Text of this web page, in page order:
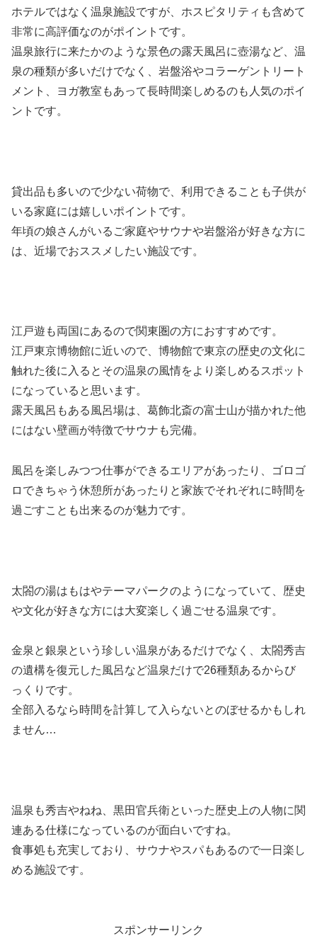
ホテルではなく温泉施設ですが、ホスピタリティも含めて
非常に高評価なのがポイントです。
温泉旅行に来たかのような景色の露天風呂に壺湯など、温
泉の種類が多いだけでなく、岩盤浴やコラーゲントリート
メント、ヨガ教室もあって長時間楽しめるのも人気のポイ
ントです。
貸出品も多いので少ない荷物で、利用できることも子供が
いる家庭には嬉しいポイントです。
年頃の娘さんがいるご家庭やサウナや岩盤浴が好きな方に
は、近場でおススメしたい施設です。
江戸遊も両国にあるので関東圏の方におすすめです。
江戸東京博物館に近いので、博物館で東京の歴史の文化に
触れた後に入るとその温泉の風情をより楽しめるスポット
になっていると思います。
露天風呂もある風呂場は、葛飾北斎の富士山が描かれた他
にはない壁画が特徴でサウナも完備。
風呂を楽しみつつ仕事ができるエリアがあったり、ゴロゴ
ロできちゃう休憩所があったりと家族でそれぞれに時間を
過ごすことも出来るのが魅力です。
太閤の湯はもはやテーマパークのようになっていて、歴史
や文化が好きな方には大変楽しく過ごせる温泉です。
金泉と銀泉という珍しい温泉があるだけでなく、太閤秀吉
の遺構を復元した風呂など温泉だけで26種類あるからび
っくりです。
全部入るなら時間を計算して入らないとのぼせるかもしれ
ません…
温泉も秀吉やねね、黒田官兵衛といった歴史上の人物に関
連ある仕様になっているのが面白いですね。
食事処も充実しており、サウナやスパもあるので一日楽し
める施設です。
スポンサーリンク